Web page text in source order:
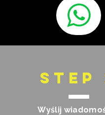
STEP
Wyślij